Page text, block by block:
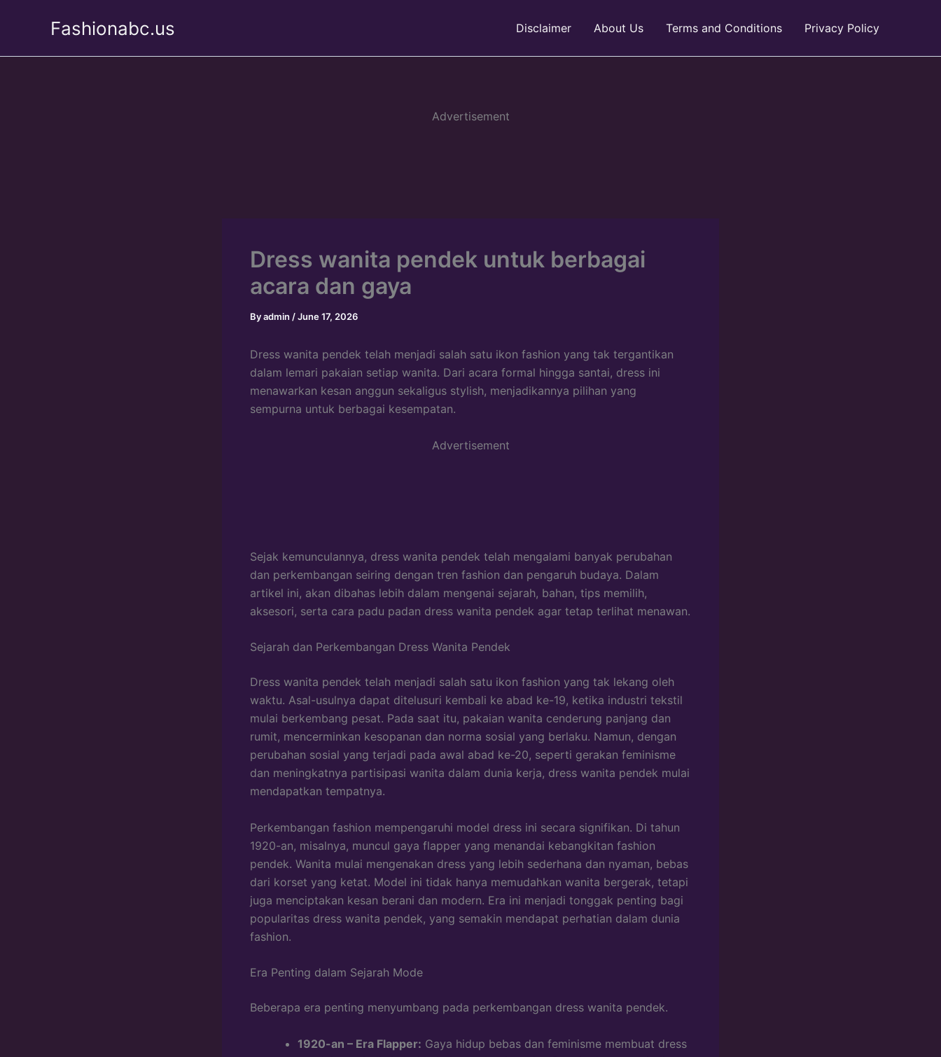
Fashionabc.us Disclaimer About Us Terms and Conditions Privacy Policy
Advertisement
Dress wanita pendek untuk berbagai
acara dan gaya
Byadmin /June 17, 2026
Dress wanita pendek telah menjadi salah satu ikon fashion yang tak tergantikan
dalam lemari pakaian setiap wanita. Dari acara formal hingga santai, dress ini
menawarkan kesan anggun sekaligus stylish, menjadikannya pilihan yang
sempurna untuk berbagai kesempatan.
Advertisement
Sejak kemunculannya, dress wanita pendek telah mengalami banyak perubahan
dan perkembangan seiring dengan tren fashion dan pengaruh budaya. Dalam
artikel ini, akan dibahas lebih dalam mengenai sejarah, bahan, tips memilih,
aksesori, serta cara padu padan dress wanita pendek agar tetap terlihat menawan.
Sejarah dan Perkembangan Dress Wanita Pendek
Dress wanita pendek telah menjadi salah satu ikon fashion yang tak lekang oleh
waktu. Asal-usulnya dapat ditelusuri kembali ke abad ke-19, ketika industri tekstil
mulai berkembang pesat. Pada saat itu, pakaian wanita cenderung panjang dan
rumit, mencerminkan kesopanan dan norma sosial yang berlaku. Namun, dengan
perubahan sosial yang terjadi pada awal abad ke-20, seperti gerakan feminisme
dan meningkatnya partisipasi wanita dalam dunia kerja, dress wanita pendek mulai
mendapatkan tempatnya.
Perkembangan fashion mempengaruhi model dress ini secara signifikan. Di tahun
1920-an, misalnya, muncul gaya flapper yang menandai kebangkitan fashion
pendek. Wanita mulai mengenakan dress yang lebih sederhana dan nyaman, bebas
dari korset yang ketat. Model ini tidak hanya memudahkan wanita bergerak, tetapi
juga menciptakan kesan berani dan modern. Era ini menjadi tonggak penting bagi
popularitas dress wanita pendek, yang semakin mendapat perhatian dalam dunia
fashion.
Era Penting dalam Sejarah Mode
Beberapa era penting menyumbang pada perkembangan dress wanita pendek.
1920-an – Era Flapper: Gaya hidup bebas dan feminisme membuat dress